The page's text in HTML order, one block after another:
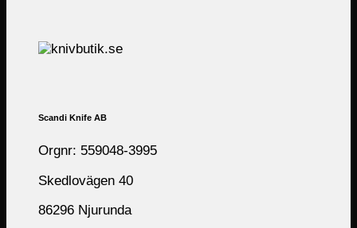
Scandi Knife AB
Orgnr: 559048-3995
Skedlovägen 40
86296 Njurunda